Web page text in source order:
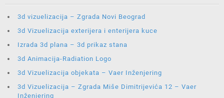
3d vizuelizacija – Zgrada Novi Beograd
3d Vizuelizacija exterijera i enterijera kuce
Izrada 3d plana – 3d prikaz stana
3d Animacija-Radiation Logo
3d Vizuelizacija objekata – Vaer Inženjering
3d Vizuelizacija – Zgrada Miše Dimitrijevića 12 – Vaer
Inženjering